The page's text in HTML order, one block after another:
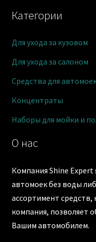
О нас
Компания Shine Expert
автомоек без воды
ассортимент
компания, позволяет
Вашим автомобилем.
Категории
Для ухода за кузовом
Для ухода за салоном
Средства для
Концентраты
Наборы для мойки и